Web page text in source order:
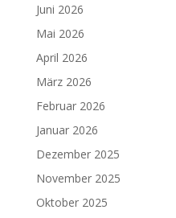
Juni 2026
Mai 2026
April 2026
März 2026
Februar 2026
Januar 2026
Dezember 2025
November 2025
Oktober 2025